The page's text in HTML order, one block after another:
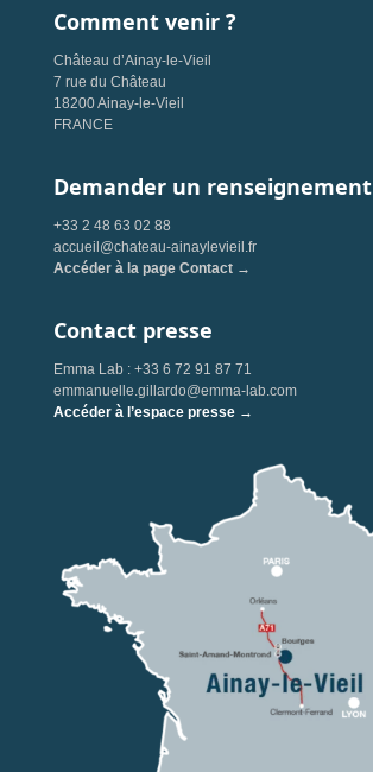
Comment venir ?
Château d’Ainay-le-Vieil
7 rue du Château
18200 Ainay-le-Vieil
FRANCE
Demander un renseignement
+33 2 48 63 02 88
accueil@chateau-ainaylevieil.fr
Accéder à la page Contact →
Contact presse
Emma Lab : +33 6 72 91 87 71
emmanuelle.gillardo@emma-lab.com
Accéder à l’espace presse →